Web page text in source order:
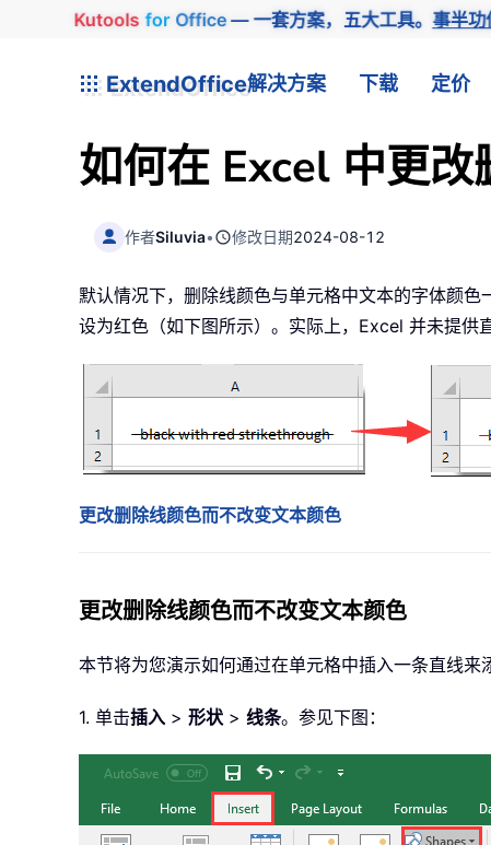
Kutools for Office— 一套方案，五大工具。事半功
ExtendOffice解决方案 下载 定价
如何在 Excel 中更
作者Siluvia• 修改日期2024-08-12
默认情况下，删除线颜色与单元格中文本的字体颜
设为红色（如下图所示）。实际上，Excel 并未提供
更改删除线颜色而不改变文本颜色
更改删除线颜色而不改变文本颜色
本节将为您演示如何通过在单元格中插入一条直线
1. 单击插入 > 形状 > 线条。参见下图：